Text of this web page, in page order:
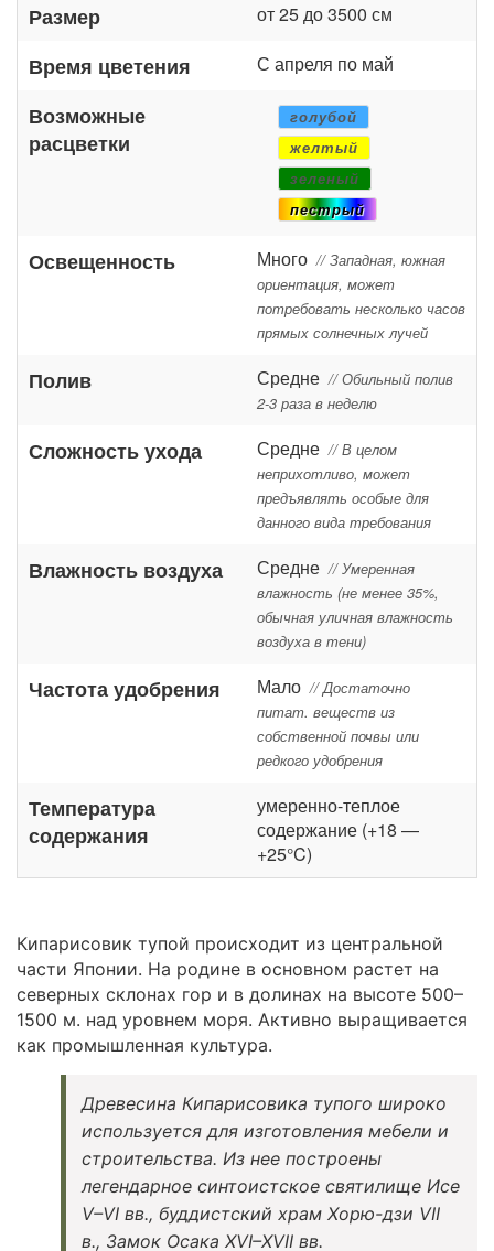
Размер от 25 до 3500 см
Время цветения С апреля по май
Возможные
расцветки
голубой
желтый
зеленый
пестрый
Освещенность Много // Западная, южная
ориентация, может
потребовать несколько часов
прямых солнечных лучей
Полив Средне // Обильный полив
2-3 раза в неделю
Сложность ухода Средне // В целом
неприхотливо, может
предъявлять особые для
данного вида требования
Влажность воздуха Средне // Умеренная
влажность (не менее 35%,
обычная уличная влажность
воздуха в тени)
Частота удобрения Мало // Достаточно
питат. веществ из
собственной почвы или
редкого удобрения
Температура
содержания
умеренно-теплое
содержание (+18 —
+25°C)
Кипарисовик тупой происходит из центральной
части Японии. На родине в основном растет на
северных склонах гор и в долинах на высоте 500–
1500 м. над уровнем моря. Активно выращивается
как промышленная культура.
Древесина Кипарисовика тупого широко
используется для изготовления мебели и
строительства. Из нее построены
легендарное синтоистское святилище Исе
V–VI вв., буддистский храм Хорю-дзи VII
в., Замок Осака XVI–XVII вв.